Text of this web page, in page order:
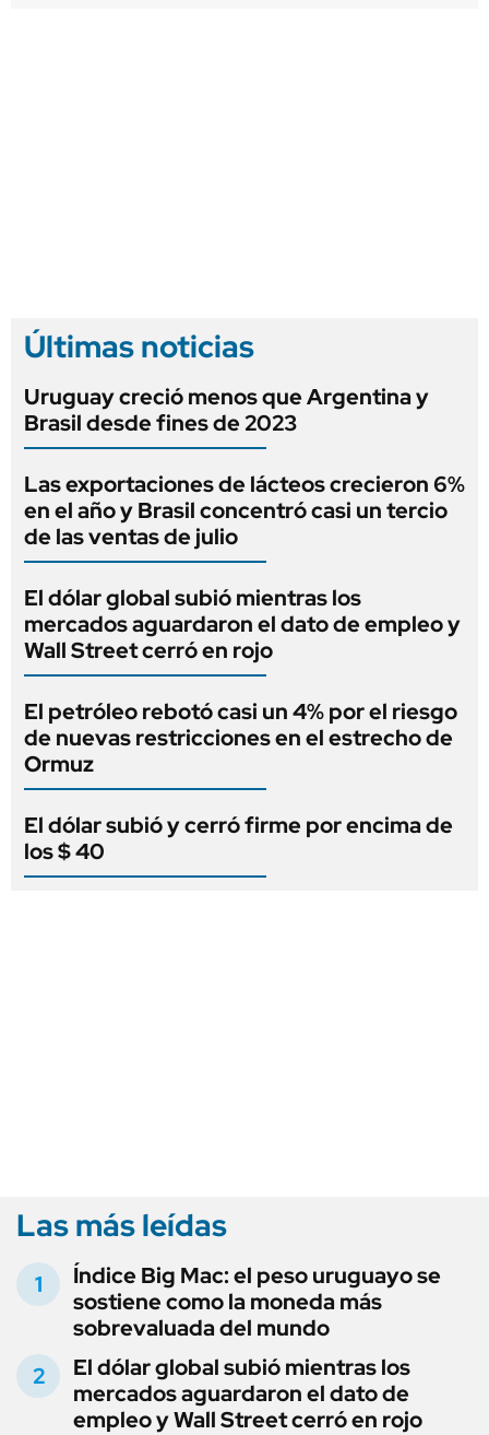
Últimas noticias
Uruguay creció menos que Argentina y
Brasil desde fines de 2023
Las exportaciones de lácteos crecieron 6%
en el año y Brasil concentró casi un tercio
de las ventas de julio
El dólar global subió mientras los
mercados aguardaron el dato de empleo y
Wall Street cerró en rojo
El petróleo rebotó casi un 4% por el riesgo
de nuevas restricciones en el estrecho de
Ormuz
El dólar subió y cerró firme por encima de
los $ 40
Las más leídas
Índice Big Mac: el peso uruguayo se
sostiene como la moneda más
sobrevaluada del mundo
El dólar global subió mientras los
mercados aguardaron el dato de
empleo y Wall Street cerró en rojo